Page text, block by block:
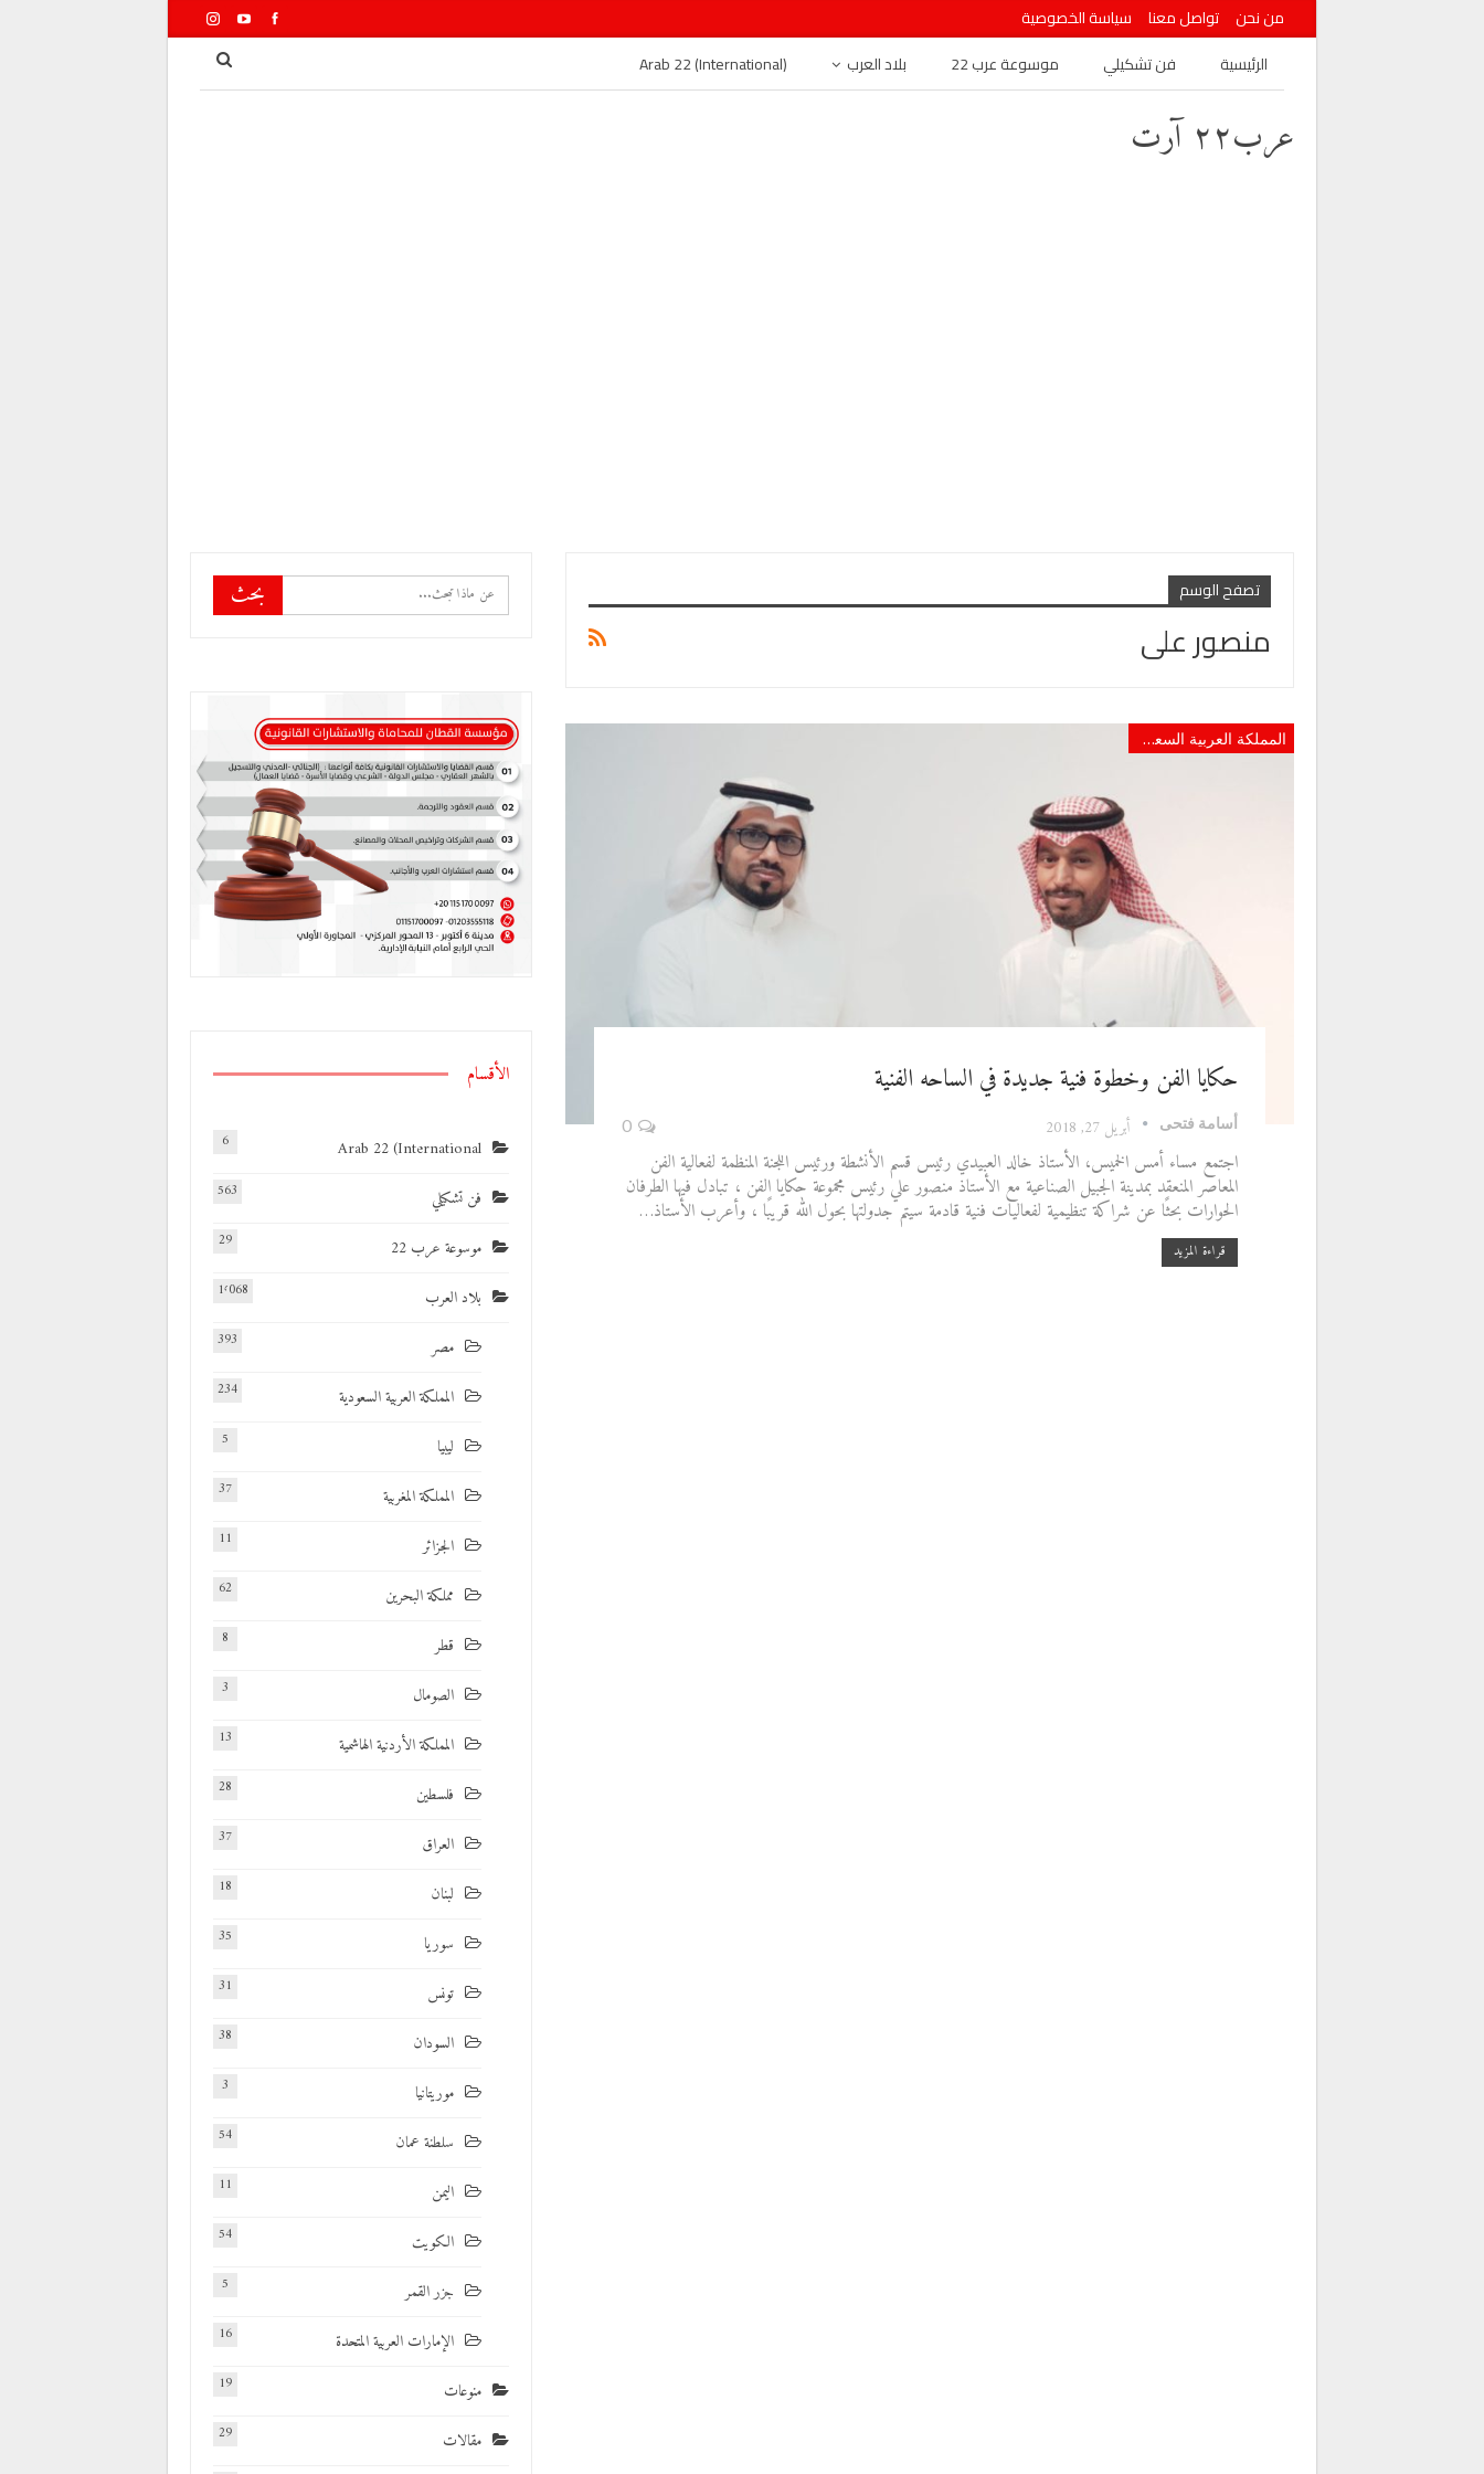
من نحن تواصل معنا
سياسة الخصوصية
الرئيسية
فن تشكيلي موسوعة عرب 22 بلاد العرب Arab 22 (International)
عرب٢٢ آرت
تصفح الوسم
منصور على
المملكة العربية السعودية
حكايا الفن وخطوة فنية جديدة في الساحه الفنية
أسامة فتحى أبريل 27, 2018
اجتمع مساء أمس الخميس، الأستاذ خالد العبيدي رئيس قسم الأنشطة ورئيس اللجنة المنظمة لفعالية الفن
المعاصر المنعقد بمدينة الجبيل الصناعية مع الأستاذ منصور علي رئيس مجموعة حكايا الفن ، تبادل فيها الطرفان
الحوارات بحثًا عن شراكة تنظيمية لفعاليات فنية قادمة سيتم جدولتها بحول الله قريبًا ، وأعرب الأستاذ…
قراءة المزيد
الأقسام
Arab 22 (International
6
فن تشكيلي 563
موسوعة عرب 22 29
بلاد العرب 1٬068
مصر 393
المملكة العربية السعودية 234
ليبيا 5
المملكة المغربية 37
الجزائر 11
مملكة البحرين 62
قطر 8
الصومال 3
المملكة الأردنية الهاشمية 13
فلسطين 28
العراق 37
لبنان 18
سوريا 35
تونس 31
السودان 38
موريتانيا 3
سلطنة عمان 54
اليمن 11
الكويت 54
جزر القمر 5
الإمارات العربية المتحدة 16
منوعات 19
مقالات 29